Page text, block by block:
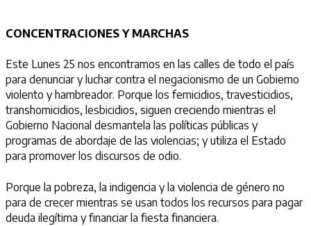
CONCENTRACIONES Y MARCHAS
Este Lunes 25 nos encontramos en las calles de todo el país
para denunciar y luchar contra el negacionismo de un Gobierno
violento y hambreador. Porque los femicidios, travesticidios,
transhomicidios, lesbicidios, siguen creciendo mientras el
Gobierno Nacional desmantela las políticas públicas y
programas de abordaje de las violencias; y utiliza el Estado
para promover los discursos de odio.
Porque la pobreza, la indigencia y la violencia de género no
para de crecer mientras se usan todos los recursos para pagar
deuda ilegítima y financiar la fiesta financiera.